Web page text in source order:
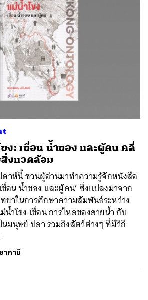
ง: เขื่อน น้ำของ และผู้คน คลี่
งแวดล้อม
าห์นี้ ชวนผู้อ่านมาทำความรู้จักหนังสือ
ขื่อน น้ำของ และผู้คน’ ซึ่งแปลงมาจาก
ยาในการศึกษาความสัมพันธ์ระหว่าง
น้ำโขง เขื่อน การไหลของสายน้ำ กับ
นมนุษย์ ปลา รวมถึงสัตว์ต่างๆ ที่มีวิถี
คามี